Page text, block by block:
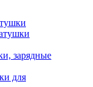
зарядные
для